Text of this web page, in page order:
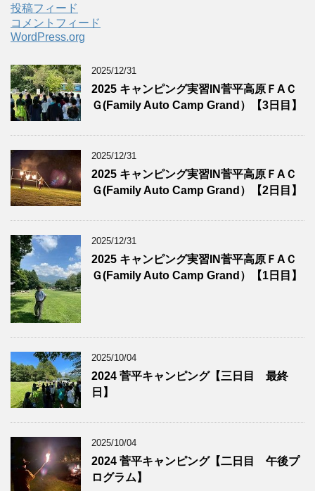
投稿フィード
コメントフィード
WordPress.org
2025/12/31
2025 キャンピング実習IN菅平高原ＦAＣ
Ｇ(Family Auto Camp Grand）【3日目】
2025/12/31
2025 キャンピング実習IN菅平高原ＦAＣ
Ｇ(Family Auto Camp Grand）【2日目】
2025/12/31
2025 キャンピング実習IN菅平高原ＦAＣ
Ｇ(Family Auto Camp Grand）【1日目】
2025/10/04
2024 菅平キャンピング【三日目 最終
日】
2025/10/04
2024 菅平キャンピング【二日目 午後プ
ログラム】